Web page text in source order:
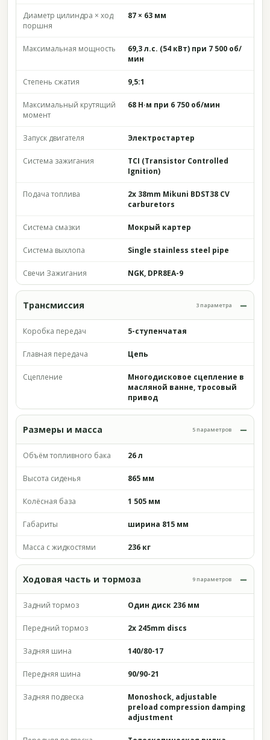
Диаметр цилиндра × ход
поршня
87 × 63 мм
Максимальная мощность
69,3 л.с. (54 кВт) при 7 500 об/
мин
Степень сжатия 9,5:1
Максимальный крутящий
момент
68 Н·м при 6 750 об/мин
Запуск двигателя Электростартер
Система зажигания
TCI (Transistor Controlled
Ignition)
Подача топлива
2x 38mm Mikuni BDST38 CV
carburetors
Система смазки Мокрый картер
Система выхлопа Single stainless steel pipe
Свечи Зажигания NGK, DPR8EA-9
Трансмиссия 3 параметра
Коробка передач 5-ступенчатая
Главная передача Цепь
Сцепление
Многодисковое сцепление в
масляной ванне, тросовый
привод
Размеры и масса 5 параметров
Объём топливного бака 26 л
Высота сиденья 865 мм
Колёсная база 1 505 мм
Габариты ширина 815 мм
Масса с жидкостями 236 кг
Ходовая часть и тормоза 9 параметров
Задний тормоз Один диск 236 мм
Передний тормоз 2x 245mm discs
Задняя шина 140/80-17
Передняя шина 90/90-21
Задняя подвеска
Monoshock, adjustable
preload compression damping
adjustment